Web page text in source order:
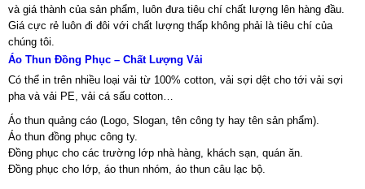
và giá thành của sản phẩm, luôn đưa tiêu chí chất lượng lên hàng đầu.
Giá cực rẻ luôn đi đôi với chất lượng thấp không phải là tiêu chí của
chúng tôi.
Áo Thun Đồng Phục – Chất Lượng Vải
Có thể in trên nhiều loại vải từ 100% cotton, vải sợi dệt cho tới vải sợi
pha và vải PE, vải cá sấu cotton…
Áo thun quảng cáo (Logo, Slogan, tên công ty hay tên sản phẩm).
Áo thun đồng phục công ty.
Đồng phục cho các trường lớp nhà hàng, khách sạn, quán ăn.
Đồng phục cho lớp, áo thun nhóm, áo thun câu lạc bộ.